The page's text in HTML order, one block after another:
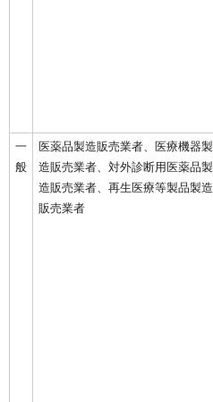
一
般
医薬品製造販売業者、医療機器製
造販売業者、対外診断用医薬品製
造販売業者、再生医療等製品製造
販売業者